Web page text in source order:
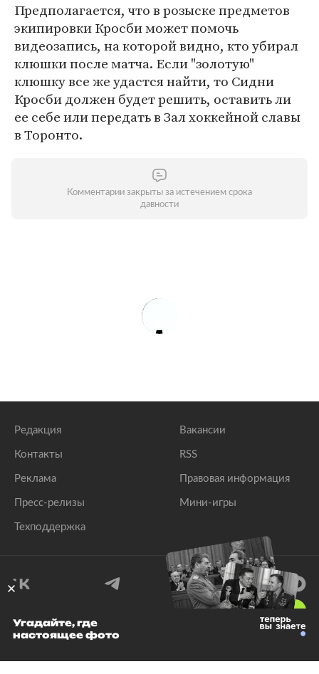
Предполагается, что в розыске предметов
экипировки Кросби может помочь
видеозапись, на которой видно, кто убирал
клюшки после матча. Если "золотую"
клюшку все же удастся найти, то Сидни
Кросби должен будет решить, оставить ли
ее себе или передать в Зал хоккейной славы
в Торонто.
Комментарии закрыты за истечением срока
давности
Редакция
Контакты
Реклама
Пресс-релизы
Техподдержка
Вакансии
RSS
Правовая информация
Мини-игры
© 1999–2026 Все права защищены.
Угадайте, где
настоящее фото